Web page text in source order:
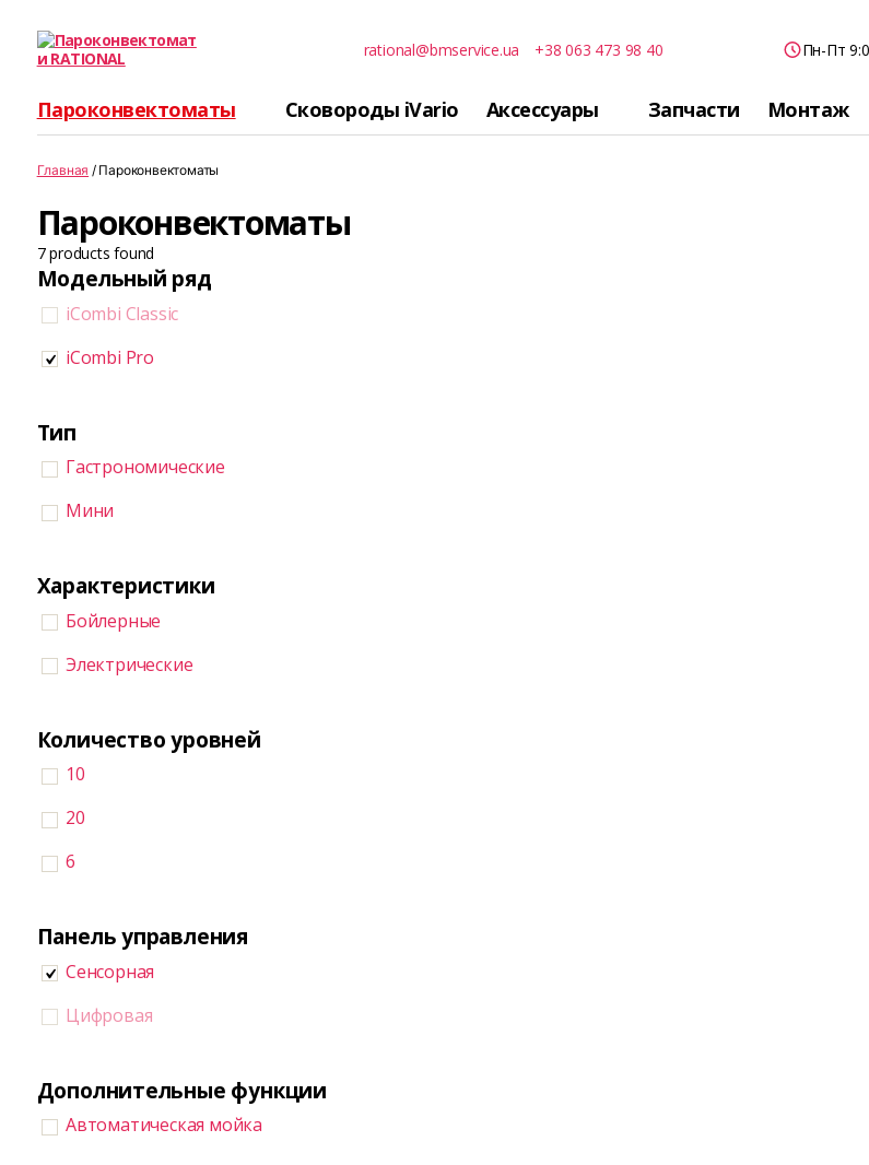
rational@bmservice.ua +38 063 473 98 40 Пн-Пт
Пароконвектоматы Сковороды iVario Аксессуары Запчасти Монтаж
Главная / Пароконвектоматы
Пароконвектоматы
7products found
Модельный ряд
iCombi Classic
iCombi Pro
Тип
Гастрономические
Мини
Характеристики
Бойлерные
Электрические
Количество уровней
10
20
6
Панель управления
Сенсорная
Цифровая
Дополнительные функции
Автоматическая мойка